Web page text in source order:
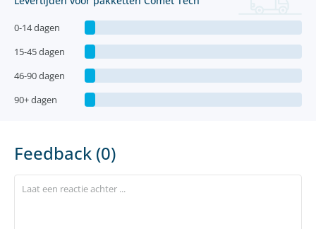
0-14 dagen
15-45 dagen
46-90 dagen
90+ dagen
Feedback (0)